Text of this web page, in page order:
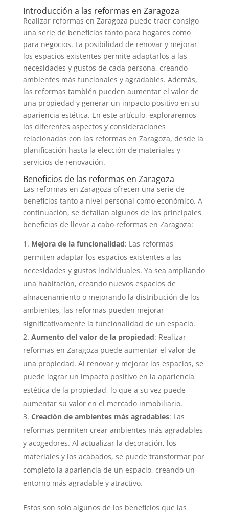
Introducción a las reformas en Zaragoza
Realizar reformas en Zaragoza puede traer consigo
una serie de beneficios tanto para hogares como
para negocios. La posibilidad de renovar y mejorar
los espacios existentes permite adaptarlos a las
necesidades y gustos de cada persona, creando
ambientes más funcionales y agradables. Además,
las reformas también pueden aumentar el valor de
una propiedad y generar un impacto positivo en su
apariencia estética. En este artículo, exploraremos
los diferentes aspectos y consideraciones
relacionadas con las reformas en Zaragoza, desde la
planificación hasta la elección de materiales y
servicios de renovación.
Beneficios de las reformas en Zaragoza
Las reformas en Zaragoza ofrecen una serie de
beneficios tanto a nivel personal como económico. A
continuación, se detallan algunos de los principales
beneficios de llevar a cabo reformas en Zaragoza:
Mejora de la funcionalidad: Las reformas
permiten adaptar los espacios existentes a las
necesidades y gustos individuales. Ya sea ampliando
una habitación, creando nuevos espacios de
almacenamiento o mejorando la distribución de los
ambientes, las reformas pueden mejorar
significativamente la funcionalidad de un espacio.
Aumento del valor de la propiedad: Realizar
reformas en Zaragoza puede aumentar el valor de
una propiedad. Al renovar y mejorar los espacios, se
puede lograr un impacto positivo en la apariencia
estética de la propiedad, lo que a su vez puede
aumentar su valor en el mercado inmobiliario.
Creación de ambientes más agradables: Las
reformas permiten crear ambientes más agradables
y acogedores. Al actualizar la decoración, los
materiales y los acabados, se puede transformar por
completo la apariencia de un espacio, creando un
entorno más agradable y atractivo.
Estos son solo algunos de los beneficios que las